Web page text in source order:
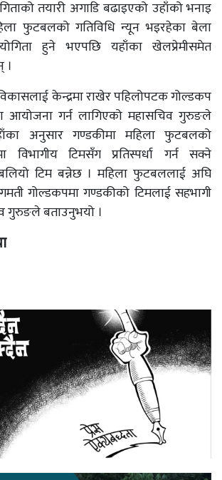
तयारी अगाडि बढाइएको उहाँको भनाइ
फुटबलको गतिविधि न्यून भइरहेका बेला
हुने भएपछि यहाँका खेलप्रेमीसमेत
।
केन्द्रमा राखेर पहिलोपटक गोल्डकप
आयोजना गर्न लागिएको महासचिव गुरुङले
अनुसार गण्डकीमा महिला फुटबलको
विभागीय टिमसँग प्रतिस्पर्धा गर्न सक्ने
टिम बन्नेछ । महिला फुटबललाई अघि
गोल्डकपमा गण्डकीको टिमलाई सहभागी
गुरुङले बताउनुभयो ।